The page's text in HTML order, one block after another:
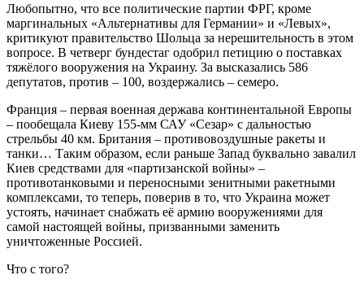
Любопытно, что все политические партии ФРГ, кроме
маргинальных «Альтернативы для Германии» и «Левых»,
критикуют правительство Шольца за нерешительность в этом
вопросе. В четверг бундестаг одобрил петицию о поставках
тяжёлого вооружения на Украину. За высказались 586
депутатов, против – 100, воздержались – семеро.
Франция – первая военная держава континентальной Европы
– пообещала Киеву 155-мм САУ «Сезар» с дальностью
стрельбы 40 км. Британия – противовоздушные ракеты и
танки… Таким образом, если раньше Запад буквально завалил
Киев средствами для «партизанской войны» –
противотанковыми и переносными зенитными ракетными
комплексами, то теперь, поверив в то, что Украина может
устоять, начинает снабжать её армию вооружениями для
самой настоящей войны, призванными заменить
уничтоженные Россией.
Что с того?